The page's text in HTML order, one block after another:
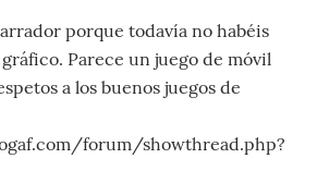
porque todavía no habéis
Parece un juego de móvil
a los buenos juegos de
forum/showthread.php?